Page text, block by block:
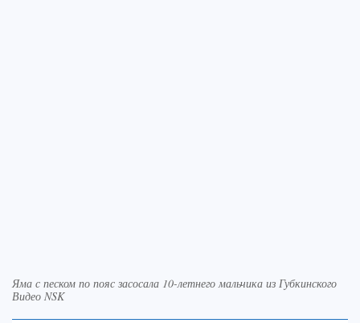
Яма с песком по пояс засосала 10-летнего мальчика из Губкинского
Видео NSK